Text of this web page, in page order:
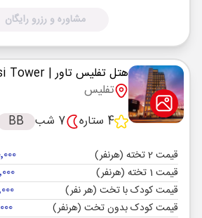
مشاوره و رزرو رایگان
هتل تفلیس تاور| Hotel Tbilisi Tower
تفلیس
4 ستاره
7 شب BB
قیمت 2 تخته (هرنفر)
قیمت 1 تخته (هرنفر)
قیمت کودک با تخت (هر نفر)
قیمت کودک بدون تخت (هرنفر)